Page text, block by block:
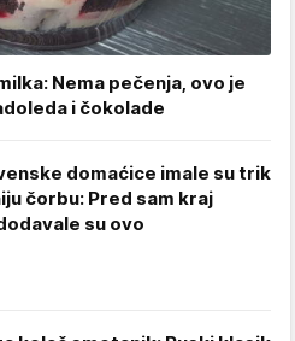
Nema pečenja, ovo je
i čokolade
domaćice imale su trik
čorbu: Pred sam kraj
su ovo